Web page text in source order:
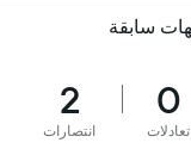
سابقة
0
تعادلات
2
انتصارات